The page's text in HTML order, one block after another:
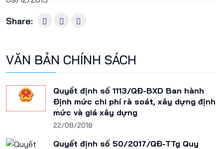
Share:
VĂN BẢN CHÍNH SÁCH
Quyết định số 1113/QĐ-BXD Ban hành
Định mức chi phí rà soát, xây dựng định
mức và giá xây dựng
22/08/2018
Quyết định số 50/2017/QĐ-TTg Quy